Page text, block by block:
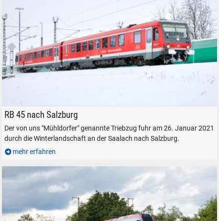
Diesel-Triebzug DB 628 646 auf dem Weg nach Salzburg
RB 45 nach Salzburg
Der von uns "Mühldorfer" genannte Triebzug fuhr am 26. Januar 2021
durch die Winterlandschaft an der Saalach nach Salzburg.
mehr erfahren